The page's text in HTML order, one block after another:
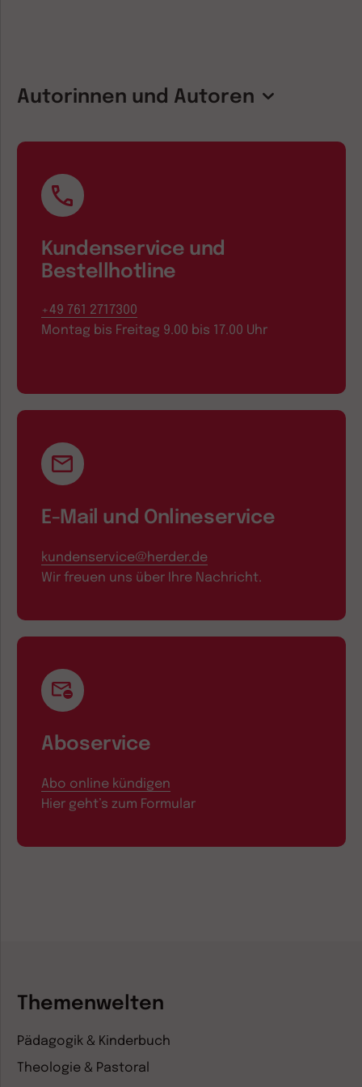
Autorinnen und Autoren
Kundenservice und
Bestellhotline
+49 761 2717300
Montag bis Freitag 9.00 bis 17.00 Uhr
E-Mail und Onlineservice
kundenservice@herder.de
Wir freuen uns über Ihre Nachricht.
Aboservice
Abo online kündigen
Hier geht’s zum Formular
Themenwelten
Pädagogik & Kinderbuch
Theologie & Pastoral